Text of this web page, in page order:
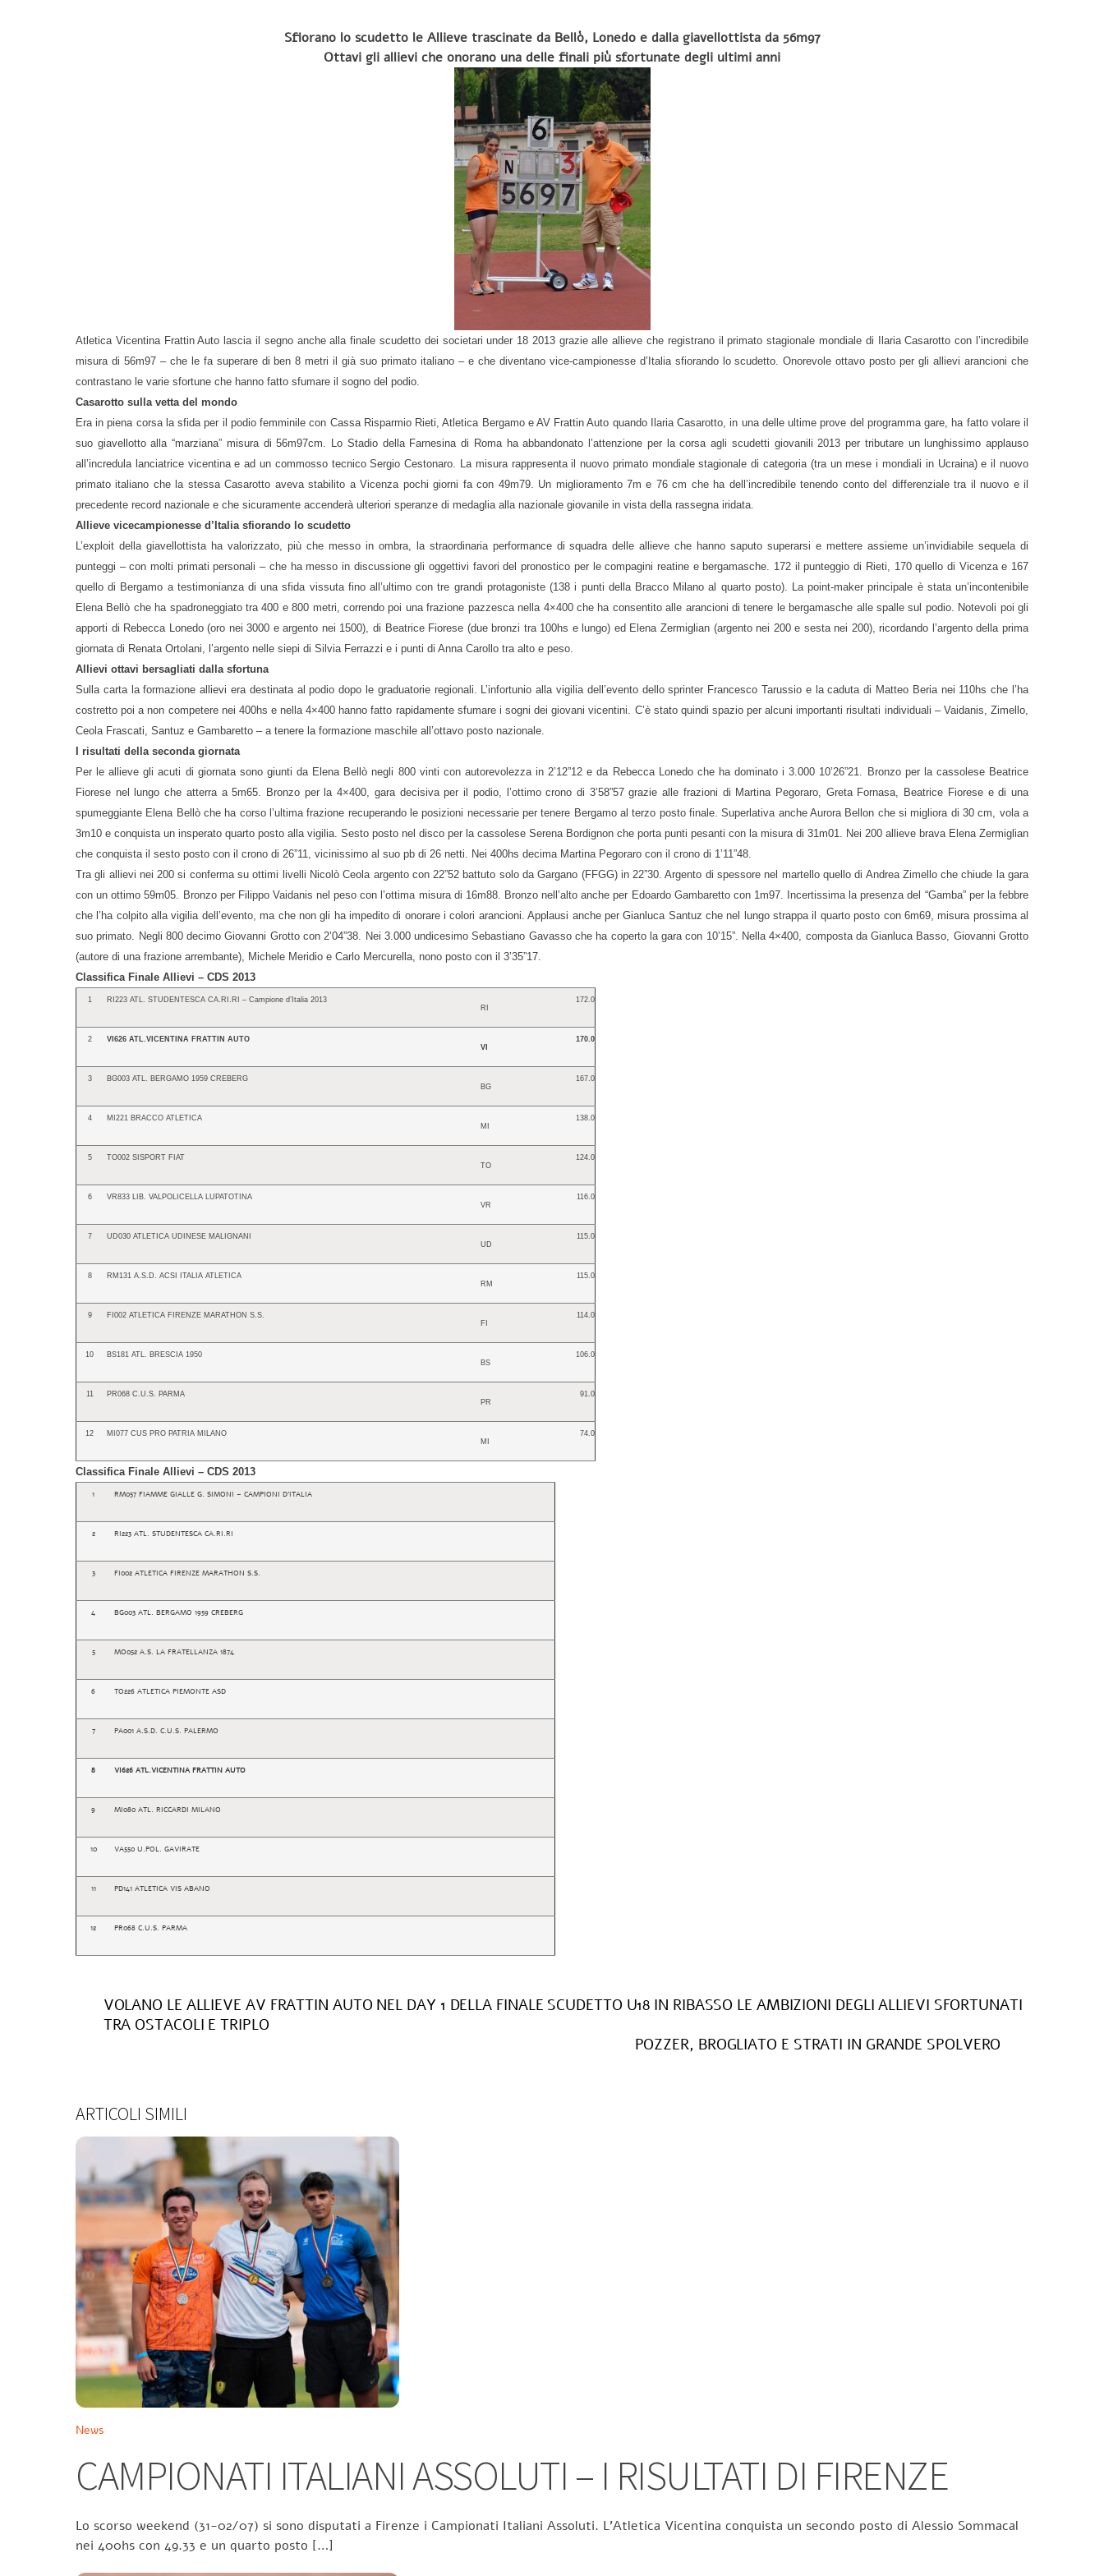
Sfiorano lo scudetto le Allieve trascinate da Bellò, Lonedo e dalla giavellottista da 56m97
Ottavi gli allievi che onorano una delle finali più sfortunate degli ultimi anni
Atletica Vicentina Frattin Auto lascia il segno anche alla finale scudetto dei societari under 18 2013 grazie alle allieve che registrano il primato stagionale mondiale di Ilaria Casarotto con l’incredibile
misura di 56m97 – che le fa superare di ben 8 metri il già suo primato italiano – e che diventano vice-campionesse d’Italia sfiorando lo scudetto. Onorevole ottavo posto per gli allievi arancioni che
contrastano le varie sfortune che hanno fatto sfumare il sogno del podio.
Casarotto sulla vetta del mondo
Era in piena corsa la sfida per il podio femminile con Cassa Risparmio Rieti, Atletica Bergamo e AV Frattin Auto quando Ilaria Casarotto, in una delle ultime prove del programma gare, ha fatto volare il
suo giavellotto alla “marziana” misura di 56m97cm. Lo Stadio della Farnesina di Roma ha abbandonato l’attenzione per la corsa agli scudetti giovanili 2013 per tributare un lunghissimo applauso
all’incredula lanciatrice vicentina e ad un commosso tecnico Sergio Cestonaro. La misura rappresenta il nuovo primato mondiale stagionale di categoria (tra un mese i mondiali in Ucraina) e il nuovo
primato italiano che la stessa Casarotto aveva stabilito a Vicenza pochi giorni fa con 49m79. Un miglioramento 7m e 76 cm che ha dell’incredibile tenendo conto del differenziale tra il nuovo e il
precedente record nazionale e che sicuramente accenderà ulteriori speranze di medaglia alla nazionale giovanile in vista della rassegna iridata.
Allieve vicecampionesse d’Italia sfiorando lo scudetto
L’exploit della giavellottista ha valorizzato, più che messo in ombra, la straordinaria performance di squadra delle allieve che hanno saputo superarsi e mettere assieme un’invidiabile sequela di
punteggi – con molti primati personali – che ha messo in discussione gli oggettivi favori del pronostico per le compagini reatine e bergamasche. 172 il punteggio di Rieti, 170 quello di Vicenza e 167
quello di Bergamo a testimonianza di una sfida vissuta fino all’ultimo con tre grandi protagoniste (138 i punti della Bracco Milano al quarto posto). La point-maker principale è stata un’incontenibile
Elena Bellò che ha spadroneggiato tra 400 e 800 metri, correndo poi una frazione pazzesca nella 4×400 che ha consentito alle arancioni di tenere le bergamasche alle spalle sul podio. Notevoli poi gli
apporti di Rebecca Lonedo (oro nei 3000 e argento nei 1500), di Beatrice Fiorese (due bronzi tra 100hs e lungo) ed Elena Zermiglian (argento nei 200 e sesta nei 200), ricordando l’argento della prima
giornata di Renata Ortolani, l’argento nelle siepi di Silvia Ferrazzi e i punti di Anna Carollo tra alto e peso.
Allievi ottavi bersagliati dalla sfortuna
Sulla carta la formazione allievi era destinata al podio dopo le graduatorie regionali. L’infortunio alla vigilia dell’evento dello sprinter Francesco Tarussio e la caduta di Matteo Beria nei 110hs che l’ha
costretto poi a non competere nei 400hs e nella 4×400 hanno fatto rapidamente sfumare i sogni dei giovani vicentini. C’è stato quindi spazio per alcuni importanti risultati individuali – Vaidanis, Zimello,
Ceola Frascati, Santuz e Gambaretto – a tenere la formazione maschile all’ottavo posto nazionale.
I risultati della seconda giornata
Per le allieve gli acuti di giornata sono giunti da Elena Bellò negli 800 vinti con autorevolezza in 2’12”12 e da Rebecca Lonedo che ha dominato i 3.000 10’26”21. Bronzo per la cassolese Beatrice
Fiorese nel lungo che atterra a 5m65. Bronzo per la 4×400, gara decisiva per il podio, l’ottimo crono di 3’58”57 grazie alle frazioni di Martina Pegoraro, Greta Fornasa, Beatrice Fiorese e di una
spumeggiante Elena Bellò che ha corso l’ultima frazione recuperando le posizioni necessarie per tenere Bergamo al terzo posto finale. Superlativa anche Aurora Bellon che si migliora di 30 cm, vola a
3m10 e conquista un insperato quarto posto alla vigilia. Sesto posto nel disco per la cassolese Serena Bordignon che porta punti pesanti con la misura di 31m01. Nei 200 allieve brava Elena Zermiglian
che conquista il sesto posto con il crono di 26”11, vicinissimo al suo pb di 26 netti. Nei 400hs decima Martina Pegoraro con il crono di 1’11”48.
Tra gli allievi nei 200 si conferma su ottimi livelli Nicolò Ceola argento con 22”52 battuto solo da Gargano (FFGG) in 22”30. Argento di spessore nel martello quello di Andrea Zimello che chiude la gara
con un ottimo 59m05. Bronzo per Filippo Vaidanis nel peso con l’ottima misura di 16m88. Bronzo nell’alto anche per Edoardo Gambaretto con 1m97. Incertissima la presenza del “Gamba” per la febbre
che l’ha colpito alla vigilia dell’evento, ma che non gli ha impedito di onorare i colori arancioni. Applausi anche per Gianluca Santuz che nel lungo strappa il quarto posto con 6m69, misura prossima al
suo primato. Negli 800 decimo Giovanni Grotto con 2’04”38. Nei 3.000 undicesimo Sebastiano Gavasso che ha coperto la gara con 10’15”. Nella 4×400, composta da Gianluca Basso, Giovanni Grotto
(autore di una frazione arrembante), Michele Meridio e Carlo Mercurella, nono posto con il 3’35”17.
Classifica Finale Allievi – CDS 2013
1
RI223 ATL. STUDENTESCA CA.RI.RI – Campione d’Italia 2013
RI
172.0
2
VI626 ATL.VICENTINA FRATTIN AUTO
VI
170.0
3
BG003 ATL. BERGAMO 1959 CREBERG
BG
167.0
4
MI221 BRACCO ATLETICA
MI
138.0
5
TO002 SISPORT FIAT
TO
124.0
6
VR833 LIB. VALPOLICELLA LUPATOTINA
VR
116.0
7
UD030 ATLETICA UDINESE MALIGNANI
UD
115.0
8
RM131 A.S.D. ACSI ITALIA ATLETICA
RM
115.0
9
FI002 ATLETICA FIRENZE MARATHON S.S.
FI
114.0
10
BS181 ATL. BRESCIA 1950
BS
106.0
11
PR068 C.U.S. PARMA
PR
91.0
12
MI077 CUS PRO PATRIA MILANO
MI
74.0
Classifica Finale Allievi – CDS 2013
1 RM057 FIAMME GIALLE G. SIMONI – CAMPIONI D’ITALIA
2 RI223 ATL. STUDENTESCA CA.RI.RI
3 FI002 ATLETICA FIRENZE MARATHON S.S.
4 BG003 ATL. BERGAMO 1959 CREBERG
5 MO052 A.S. LA FRATELLANZA 1874
6 TO226 ATLETICA PIEMONTE ASD
7 PA001 A.S.D. C.U.S. PALERMO
8 VI626 ATL.VICENTINA FRATTIN AUTO
9 MI080 ATL. RICCARDI MILANO
10 VA550 U.POL. GAVIRATE
11 PD141 ATLETICA VIS ABANO
12 PR068 C.U.S. PARMA
VOLANO LE ALLIEVE AV FRATTIN AUTO NEL DAY 1 DELLA FINALE SCUDETTO U18 IN RIBASSO LE AMBIZIONI DEGLI ALLIEVI SFORTUNATI
TRA OSTACOLI E TRIPLO
POZZER, BROGLIATO E STRATI IN GRANDE SPOLVERO
ARTICOLI SIMILI
News
CAMPIONATI ITALIANI ASSOLUTI – I RISULTATI DI FIRENZE
Lo scorso weekend (31-02/07) si sono disputati a Firenze i Campionati Italiani Assoluti. L’Atletica Vicentina conquista un secondo posto di Alessio Sommacal
nei 400hs con 49.33 e un quarto posto […]